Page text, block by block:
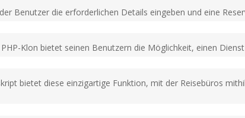
Benutzer die erforderlichen Details eingeben und eine
Klon bietet seinen Benutzern die Möglichkeit, einen
bietet diese einzigartige Funktion, mit der Reisebüros